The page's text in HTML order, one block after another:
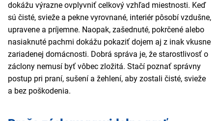
dokážu výrazne ovplyvniť celkový vzhľad miestnosti. Keď
sú čisté, svieže a pekne vyrovnané, interiér pôsobí vzdušne,
upravene a príjemne. Naopak, zašednuté, pokrčené alebo
nasiaknuté pachmi dokážu pokaziť dojem aj z inak vkusne
zariadenej domácnosti. Dobrá správa je, že starostlivosť o
záclony nemusí byť vôbec zložitá. Stačí poznať správny
postup pri praní, sušení a žehlení, aby zostali čisté, svieže
a bez poškodenia.